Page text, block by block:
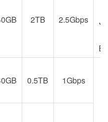
had no control over
2TB 2.5Gbps
0.5TB 1Gbps